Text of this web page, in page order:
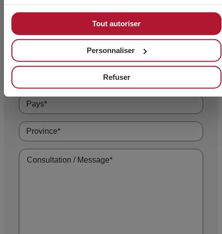
Tout autoriser
Personnaliser
Refuser